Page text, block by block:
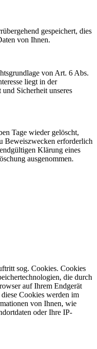
gespeichert, dies
von Ihnen.
von Art. 6 Abs.
liegt in der
Sicherheit unseres
Tage wieder gelöscht,
Beweiszwecken erforderlich
Klärung eines
ausgenommen.
sog. Cookies. Cookies
die durch
auf Ihrem Endgerät
Cookies werden im
von Ihnen, wie
oder Ihre IP-